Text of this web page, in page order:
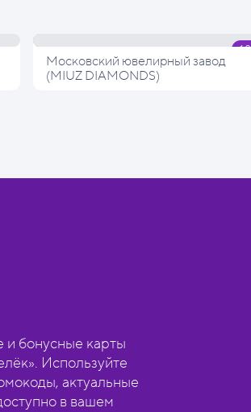
Московский ювелирный завод
(MIUZ DIAMONDS)
и бонусные карты
Используйте
актуальные
в вашем